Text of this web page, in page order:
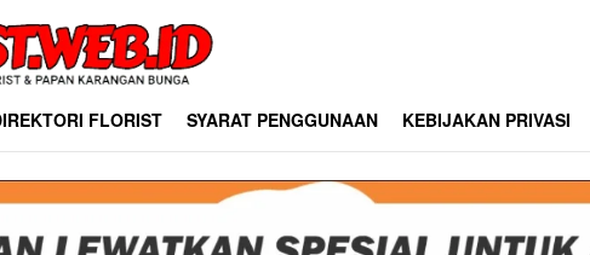
FLORIST SYARAT PENGGUNAAN KEBIJAKAN PRIVASI